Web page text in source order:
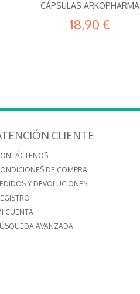
CÁPSULAS ARKOPHARMA
18,90 €
CLIENTE
DE COMPRA
Y DEVOLUCIONES
CUENTA
AVANZADA